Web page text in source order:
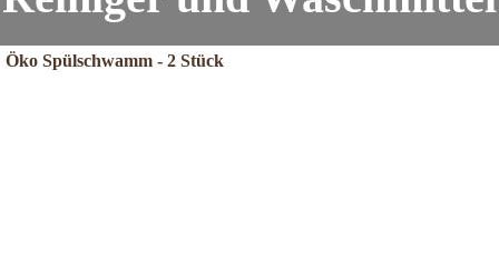
Öko Spülschwamm - 2 Stück